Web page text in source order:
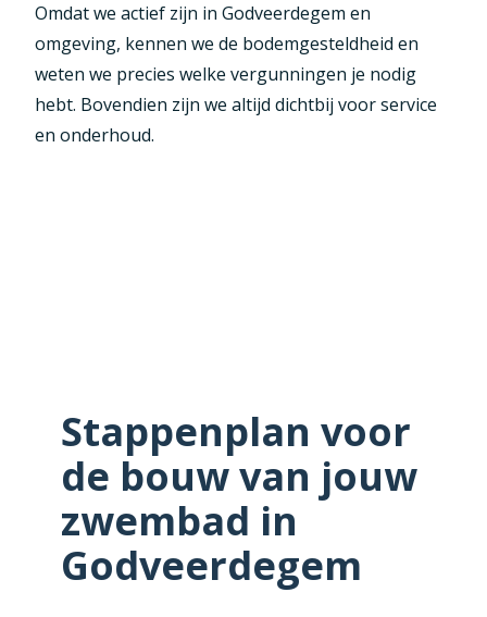
Omdat we actief zijn in Godveerdegem en
omgeving, kennen we de bodemgesteldheid en
weten we precies welke vergunningen je nodig
hebt. Bovendien zijn we altijd dichtbij voor service
en onderhoud.
Stappenplan voor
de bouw van jouw
zwembad in
Godveerdegem